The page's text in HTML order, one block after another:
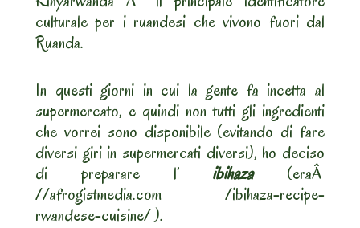
culturale per i ruandesi che vivono fuori dal
Ruanda.
In questi giorni in cui la gente fa incetta al
supermercato, e quindi non tutti gli ingredienti
che vorrei sono disponibile (evitando di fare
diversi giri in supermercati diversi), ho deciso
di preparare l’ ibihaza(eraÂ
//afrogistmedia.com /ibihaza-recipe-
rwandese-cuisine/ ).